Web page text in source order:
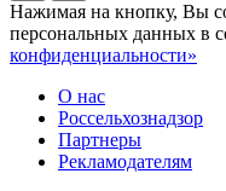
Нажимая на кнопку, Вы
персональных данных в
конфиденциальности»
О нас
Россельхознадзор
Партнеры
Рекламодателям